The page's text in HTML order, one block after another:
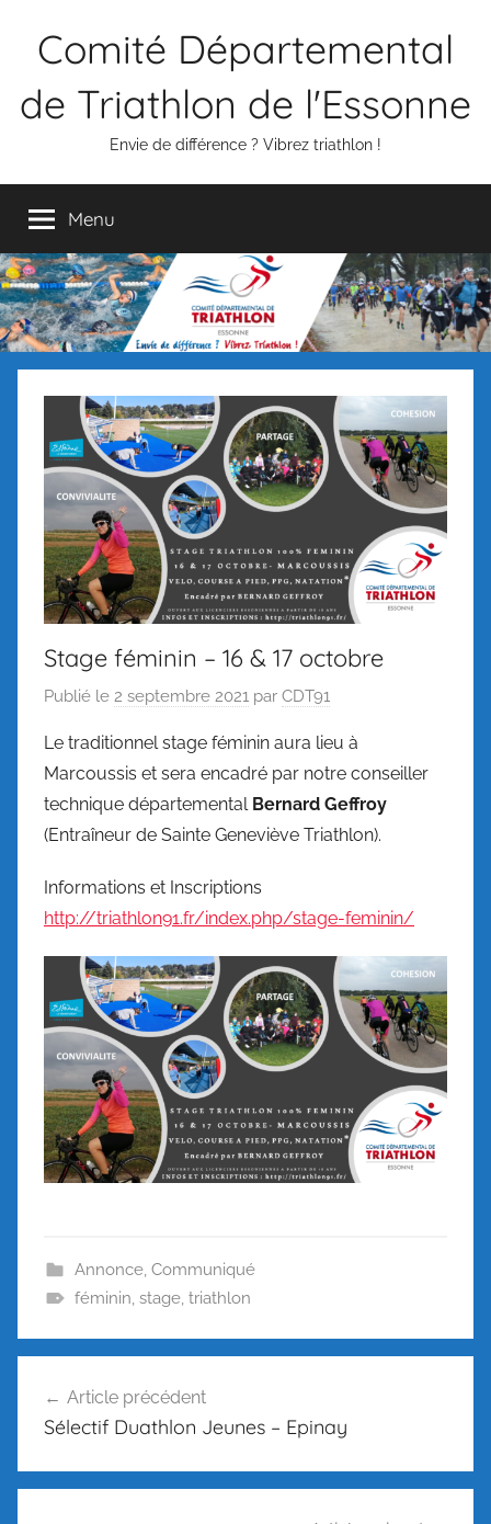
Comité Départemental
de Triathlon de l'Essonne
Envie de différence ? Vibrez triathlon !
Menu
Stage féminin – 16 & 17 octobre
Publié le 2 septembre 2021 par CDT91
Le traditionnel stage féminin aura lieu à
Marcoussis et sera encadré par notre conseiller
technique départemental Bernard Geffroy
(Entraîneur de Sainte Geneviève Triathlon).
Informations et Inscriptions
http://triathlon91.fr/index.php/stage-feminin/
Annonce, Communiqué
féminin, stage, triathlon
de
Article précédent
Sélectif Duathlon Jeunes – Epinay